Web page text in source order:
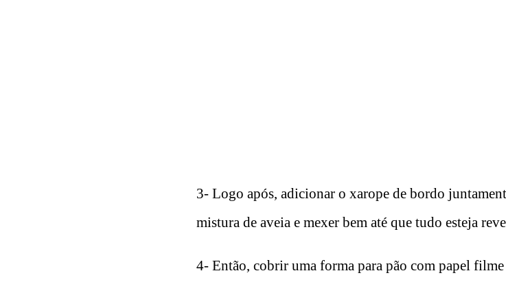
3- Logo após, adicionar o xarope de bordo
mistura de aveia e mexer bem até que tudo esteja
4- Então, cobrir uma forma para pão com papel